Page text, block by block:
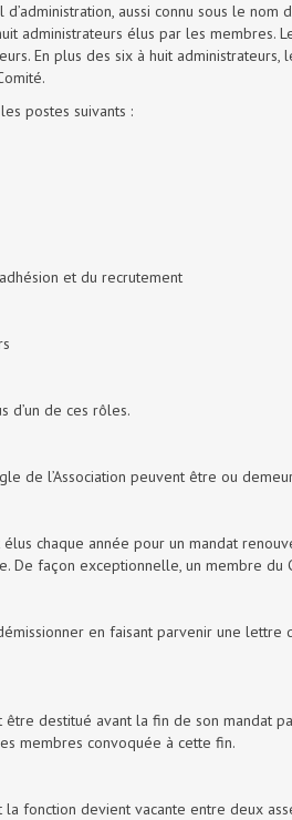
d’administration, aussi connu sous le
administrateurs élus par les membres.
En plus des six à huit
postes suivants :
et du recrutement
d’un de ces rôles.
de l’Association peuvent être ou
chaque année pour un mandat
De façon exceptionnelle, un membre
en faisant parvenir une lettre
destitué avant la fin de son mandat
membres convoquée à cette fin.
fonction devient vacante entre deux